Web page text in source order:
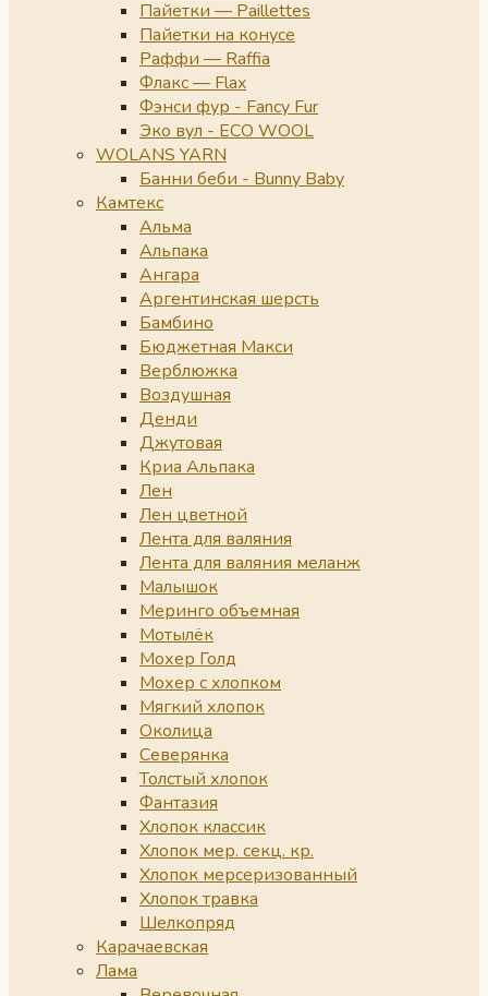
Пайетки — Paillettes
Пайетки на конусе
Раффи — Raffia
Флакс — Flax
Фэнси фур - Fancy Fur
Эко вул - ECO WOOL
WOLANS YARN
Банни беби - Bunny Baby
Камтекс
Альма
Альпака
Ангара
Аргентинская шерсть
Бамбино
Бюджетная Макси
Верблюжка
Воздушная
Денди
Джутовая
Криа Альпака
Лен
Лен цветной
Лента для валяния
Лента для валяния меланж
Малышок
Меринго объемная
Мотылёк
Мохер Голд
Мохер с хлопком
Мягкий хлопок
Околица
Северянка
Толстый хлопок
Фантазия
Хлопок классик
Хлопок мер. секц. кр.
Хлопок мерсеризованный
Хлопок травка
Шелкопряд
Карачаевская
Лама